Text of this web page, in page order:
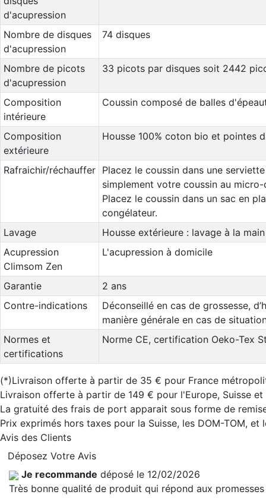
d'acupression
Nombre de disques
d'acupression
74 disques
Nombre de picots
d'acupression
33 picots par disques soit 2442
Composition
intérieure
Coussin composé de balles
Composition
extérieure
Housse 100% coton bio et pointes
Rafraichir/réchauffer
Placez le coussin dans une
simplement votre coussin au
Placez le coussin dans un sac en
congélateur.
Lavage
Housse extérieure : lavage à la
Acupression
Climsom Zen
L'acupression à domicile
Garantie
2 ans
Contre-indications
Déconseillé en cas de grossesse,
manière générale en cas de
Normes et
certifications
Norme CE, certification Oeko-Tex
(*)Livraison offerte à partir de 35 € pour France
Livraison offerte à partir de 149 € pour l'Europe, Suisse et
La gratuité des frais de port apparait sous forme de
Prix exprimés hors taxes pour la Suisse, les DOM-TOM,
Avis des Clients
Déposez Votre Avis
Je recommande déposé le 12/02/2026
Très bonne qualité de produit qui répond aux